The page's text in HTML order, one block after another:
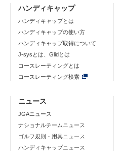
ハンディキャップ
ハンディキャップとは
ハンディキャップの使い方
ハンディキャップ取得について
J-sysとは、Glidとは
コースレーティングとは
コースレーティング検索
ニュース
JGAニュース
ナショナルチームニュース
ゴルフ規則・用具ニュース
ハンディキャップニュース